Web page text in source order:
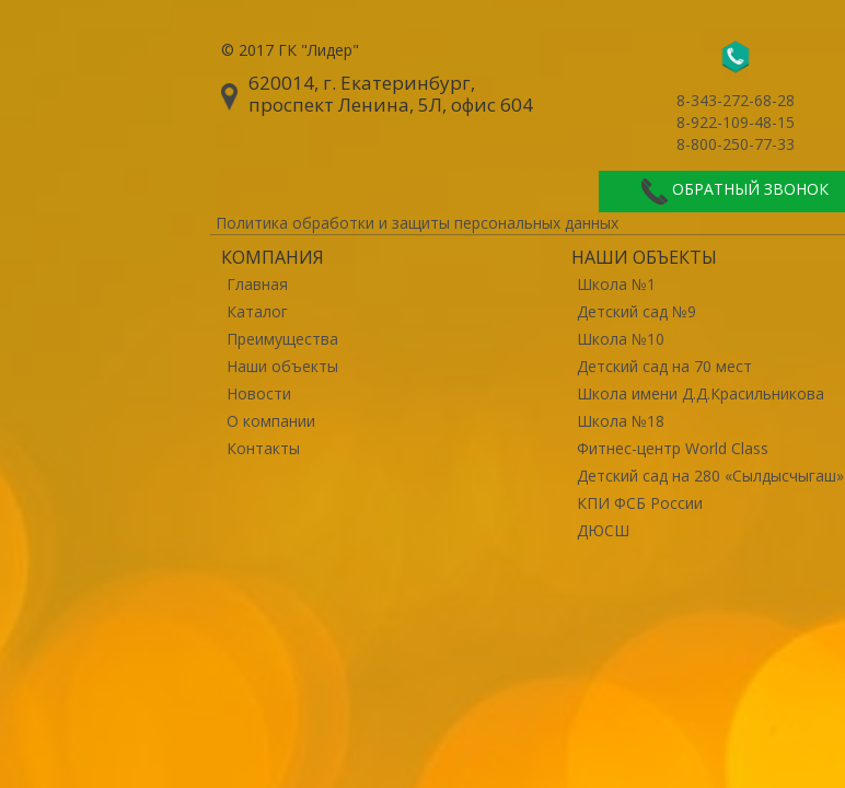
© 2017 ГК "Лидер"
620014, г. Екатеринбург,
проспект Ленина, 5Л, офис 604
8-343-272-68-28
8-922-109-48-15
8-800-250-77-33
ОБРАТНЫЙ ЗВОНОК
Политика обработки и защиты персональных данных
КОМПАНИЯ
Главная
Каталог
Преимущества
Наши объекты
Новости
О компании
Контакты
НАШИ ОБЪЕКТЫ
Школа №1
Детский сад №9
Школа №10
Детский сад на 70 мест
Школа имени Д.Д.Красильникова
Школа №18
Фитнес-центр World Class
Детский сад на 280 «Сылдысчыгаш»
КПИ ФСБ России
ДЮСШ